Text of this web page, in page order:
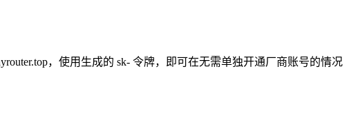
，使用生成的 sk- 令牌，即可在无需单独开通厂商账号的情况